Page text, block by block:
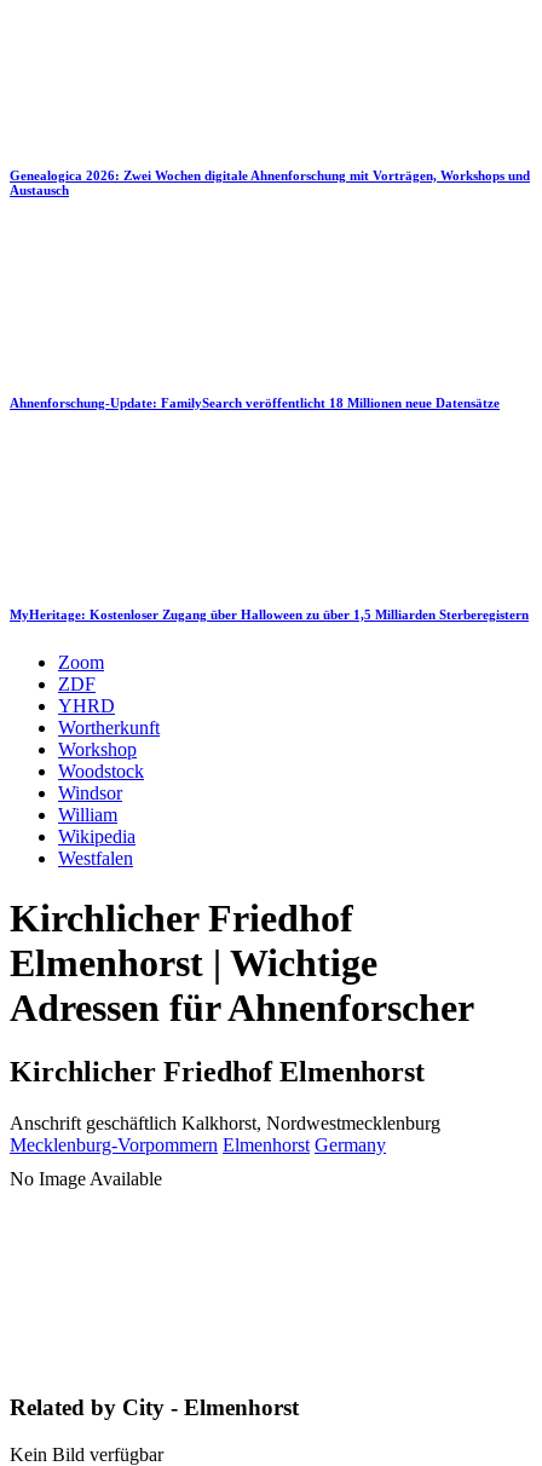
Genealogica 2026: Zwei Wochen digitale Ahnenforschung mit Vorträgen, Workshops und
Austausch
Ahnenforschung-Update: FamilySearch veröffentlicht 18 Millionen neue Datensätze
MyHeritage: Kostenloser Zugang über Halloween zu über 1,5 Milliarden Sterberegistern
Zoom
ZDF
YHRD
Wortherkunft
Workshop
Woodstock
Windsor
William
Wikipedia
Westfalen
Kirchlicher Friedhof
Elmenhorst | Wichtige
Adressen für Ahnenforscher
Kirchlicher Friedhof Elmenhorst
Anschrift geschäftlich Kalkhorst, Nordwestmecklenburg
Mecklenburg-Vorpommern Elmenhorst Germany
No Image Available
Related by City - Elmenhorst
Kein Bild verfügbar